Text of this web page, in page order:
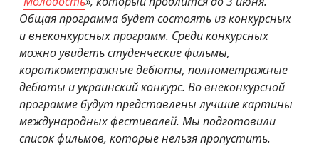
Общая программа будет состоять из конкурсных
и внеконкурсных программ. Среди конкурсных
можно увидеть студенческие фильмы,
короткометражные дебюты, полнометражные
дебюты и украинский конкурс. Во внеконкурсной
программе будут представлены лучшие картины
международных фестивалей. Мы подготовили
список фильмов, которые нельзя пропустить.